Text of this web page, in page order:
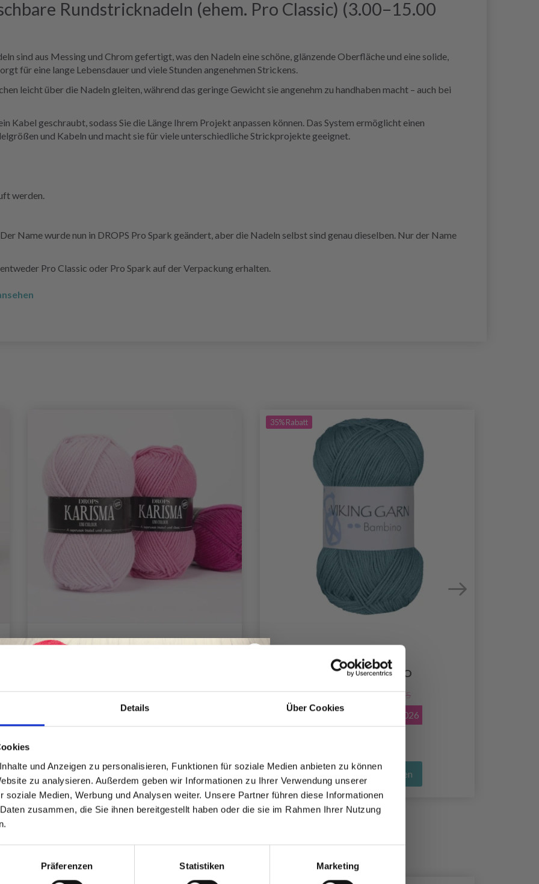
Details Über Cookies
und Anzeigen zu personalisieren, Funktionen für soziale Medien anbieten zu können
zu analysieren. Außerdem geben wir Informationen zu Ihrer Verwendung unserer
soziale Medien, Werbung und Analysen weiter. Unsere Partner führen diese Informationen
zusammen, die Sie ihnen bereitgestellt haben oder die sie im Rahmen Ihrer Nutzung
Präferenzen Statistiken Marketing
Rundstricknadeln (ehem. Pro Classic) (3.00–15.00
sind aus Messing und Chrom gefertigt, was den Nadeln eine schöne, glänzende Oberfläche und eine solide,
für eine lange Lebensdauer und viele Stunden angenehmen Strickens.
leicht über die Nadeln gleiten, während das geringe Gewicht sie angenehm zu handhaben macht – auch bei
Kabel geschraubt, sodass Sie die Länge Ihrem Projekt anpassen können. Das System ermöglicht einen
und Kabeln und macht sie für viele unterschiedliche Strickprojekte geeignet.
werden.
Name wurde nun in DROPS Pro Spark geändert, aber die Nadeln selbst sind genau dieselben. Nur der Name
Pro Classic oder Pro Spark auf der Verpackung erhalten.
EUR 2.20
Alle Optionen ansehen
35%Rabatt
VIKING BAMBINO
EUR 2.45 EUR 3.75
Angebot bis 31/08/2026
Alle Optionen ansehen
Werde ein Teil unserer Garn-Community
und erhalte exklusiven Zugang zu
inspirierenden Strickmustern und